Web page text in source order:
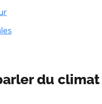
du climat